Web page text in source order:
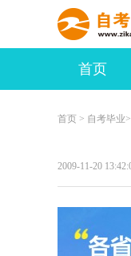
首页
首页 > 自考毕业>
2009-11-20